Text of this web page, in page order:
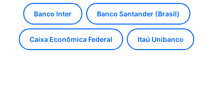
Banco Inter Banco Santander (Brasil)
Caixa Econômica Federal Itaú Unibanco